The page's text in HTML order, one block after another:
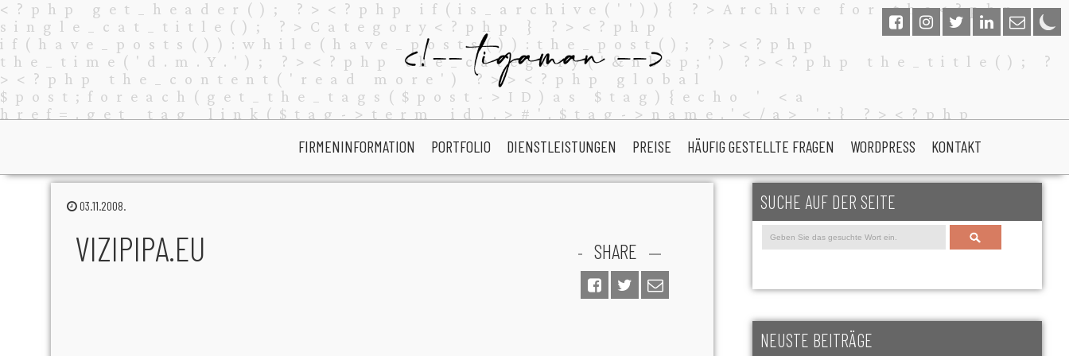
FIRMENINFORMATION PORTFOLIO DIENSTLEISTUNGEN PREISE HÄUFIG GESTELLTE FRAGEN WORDPRESS KONTAKT
03.11.2008.
SHARE
VIZIPIPA.EU
SUCHE AUF DER SEITE
Search
NEUSTE BEITRÄGE